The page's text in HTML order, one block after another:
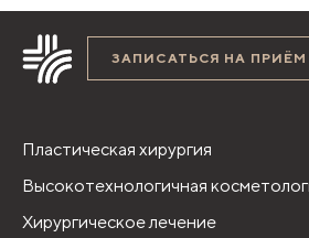
ЗАПИСАТЬСЯ НА ПРИЁМ
Пластическая хирургия
Высокотехнологичная
Хирургическое лечение